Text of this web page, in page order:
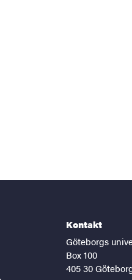
Kontakt
Göteborgs
Box 100
405 30